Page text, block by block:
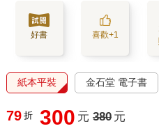
好書 喜歡+1
紙本平裝 金石堂 電子書
79 折 300 元 380 元